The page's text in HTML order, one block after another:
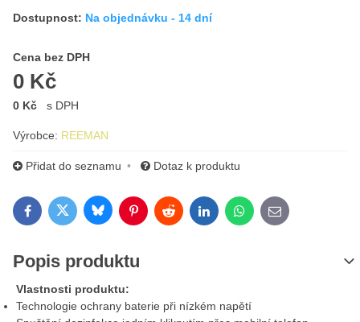
Dostupnost: Na objednávku - 14 dní
Cena bez DPH
0 Kč
Cena s DPH
0 Kč s DPH
Výrobce: REEMAN
Přidat do seznamu Dotaz k produktu
FacebookTwitterBlueskyPinterestRedditLinkedInWhatsApp
E-mail
Popis produktu
Vlastnosti produktu:
Technologie ochrany baterie při nízkém napětí